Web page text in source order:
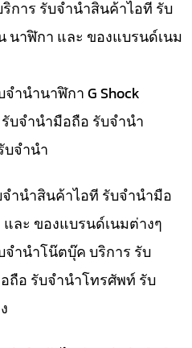
การ รับจำนำสินค้าไอที รับ
นาฬิกา และ ของแบรนด์เนม
ำนำนาฬิกา G Shock
บจำนำมือถือ รับจำนำ
จำนำ
ำนำสินค้าไอที รับจำนำมือ
ละ ของแบรนด์เนมต่างๆ
ำนำโน๊ตบุ๊ค บริการ รับ
ถือ รับจำนำโทรศัพท์ รับ